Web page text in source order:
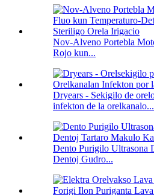
Nov-Alveno Portebla
Rojo kun...
Dryears - Sekigilo de
infekton de la orelkanalo...
Dento Purigilo Ultrasona
Dentoj Gudro...